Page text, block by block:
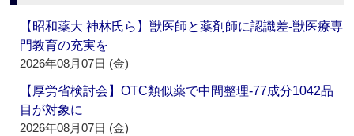
【昭和薬大 神林氏ら】獣医師と薬剤師に認識差‐獣医療専
門教育の充実を
2026年08月07日 (金)
【厚労省検討会】OTC類似薬で中間整理‐77成分1042品
目が対象に
2026年08月07日 (金)